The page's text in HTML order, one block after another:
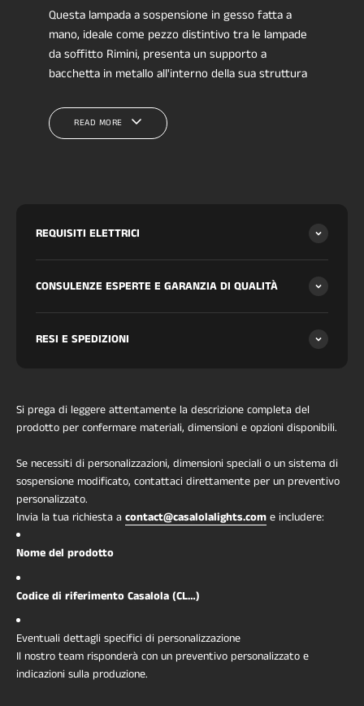
Questa lampada a sospensione in gesso fatta a
mano, ideale come pezzo distintivo tra le lampade
da soffitto Rimini, presenta un supporto a
bacchetta in metallo all'interno della sua struttura
raffinata. Ogni pezzo mostra variazioni uniche
dovute alla sua natura artigianale, rendendolo
valorizzare i loro progetti.
READ MORE
REQUISITI ELETTRICI
CONSULENZE ESPERTE E GARANZIA DI QUALITÀ
RESI E SPEDIZIONI
Si prega di leggere attentamente la descrizione completa del
prodotto per confermare materiali, dimensioni e opzioni disponibili.
Se necessiti di personalizzazioni, dimensioni speciali o un sistema di
sospensione modificato, contattaci direttamente per un preventivo
personalizzato.
Invia la tua richiesta a contact@casalolalights.com e includere:
Nome del prodotto
Codice di riferimento Casalola (CL…)
Eventuali dettagli specifici di personalizzazione
Il nostro team risponderà con un preventivo personalizzato e
indicazioni sulla produzione.